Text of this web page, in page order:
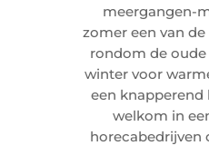
meergangen-
zomer een van
rondom de oude
winter voor
een knapperend
welkom in
horecabedrijven